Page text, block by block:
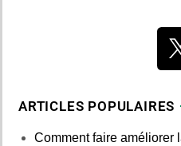
ARTICLES POPULAIRES
Comment faire améliorer